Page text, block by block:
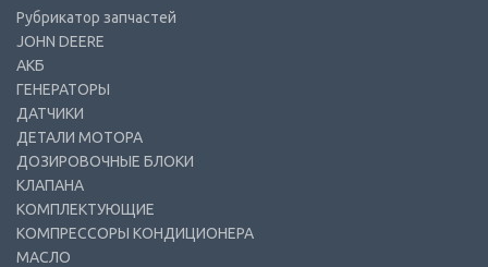
Рубрикатор запчастей
JOHN DEERE
АКБ
ГЕНЕРАТОРЫ
ДАТЧИКИ
ДЕТАЛИ МОТОРА
ДОЗИРОВОЧНЫЕ БЛОКИ
КЛАПАНА
КОМПЛЕКТУЮЩИЕ
КОМПРЕССОРЫ КОНДИЦИОНЕРА
МАСЛО